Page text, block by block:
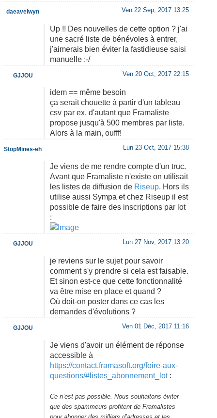
Ven 22 Sep, 2017 13:25
Up !! Des nouvelles de cette option ? j'ai
une sacré liste de bénévoles à entrer,
j'aimerais bien éviter la fastidieuse saisi
manuelle :-/
daeavelwyn
Ven 20 Oct, 2017 22:15
idem == même besoin
ça serait chouette à partir d'un tableau
csv par ex. d'autant que Framaliste
propose jusqu'à 500 membres par liste.
Alors à la main, oufff!
GJJOU
Lun 23 Oct, 2017 15:38
Je viens de me rendre compte d'un truc.
Avant que Framaliste n'existe on utilisait
les listes de diffusion de Riseup. Hors ils
utilise aussi Sympa et chez Riseup il est
possible de faire des inscriptions par lot
:
StopMines-eh
Lun 27 Nov, 2017 13:20
je reviens sur le sujet pour savoir
comment s'y prendre si cela est faisable.
Et sinon est-ce que cette fonctionnalité
va être mise en place et quand ?
Où doit-on poster dans ce cas les
demandes d'évolutions ?
GJJOU
Ven 01 Déc, 2017 11:16
Je viens d'avoir un élément de réponse
accessible à
https://contact.framasoft.org/foire-aux-
questions/#listes_abonnement_lot:
Ce n’est pas possible. Nous souhaitons éviter
que des spammeurs profitent de Framalistes
GJJOU